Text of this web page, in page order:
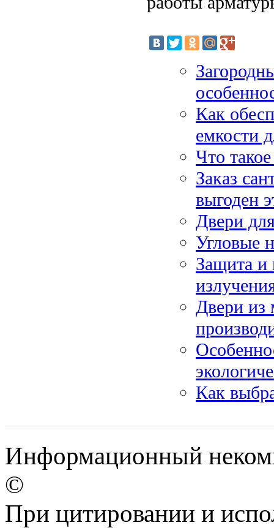
Как
емкости
Что
Заказ
выгоден
Двери
Угловые
Защита и
Двери из
Как
Информационный
©
При цитировании и